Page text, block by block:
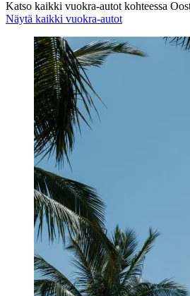
Katso kaikki vuokra-autot kohteessa
Näytä kaikki vuokra-autot